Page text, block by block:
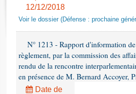
Rapports d'enquête
Dossiers législatifs
Budget et sécurité sociale
Questions écrites et orales
12/12/2018
Voir le dossier (Défense : prochaine
N° 1213 - Rapport d'information
règlement, par la commission des
rendu de la rencontre
en présence de M. Bernard Accoyer,
Date de